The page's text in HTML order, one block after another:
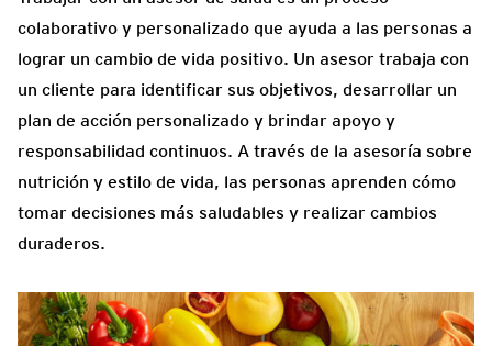
colaborativo y personalizado que ayuda a las personas a
lograr un cambio de vida positivo. Un asesor trabaja con
un cliente para identificar sus objetivos, desarrollar un
plan de acción personalizado y brindar apoyo y
responsabilidad continuos. A través de la asesoría sobre
nutrición y estilo de vida, las personas aprenden cómo
tomar decisiones más saludables y realizar cambios
duraderos.